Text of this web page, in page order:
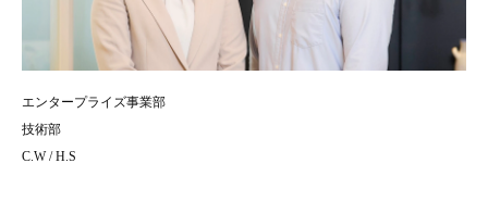
エンタープライズ事業部
技術部
C.W / H.S